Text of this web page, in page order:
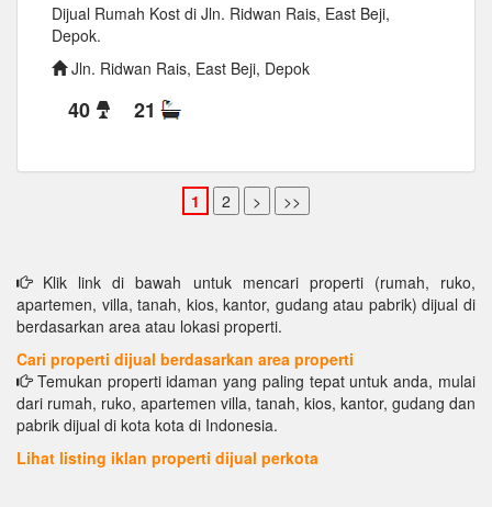
Dijual Rumah Kost di Jln. Ridwan Rais, East Beji,
Depok.
Jln. Ridwan Rais, East Beji, Depok
40 21
Klik link di bawah untuk mencari properti (rumah, ruko,
apartemen, villa, tanah, kios, kantor, gudang atau pabrik) dijual di
berdasarkan area atau lokasi properti.
Cari properti dijual berdasarkan area properti
Temukan properti idaman yang paling tepat untuk anda, mulai
dari rumah, ruko, apartemen villa, tanah, kios, kantor, gudang dan
pabrik dijual di kota kota di Indonesia.
Lihat listing iklan properti dijual perkota